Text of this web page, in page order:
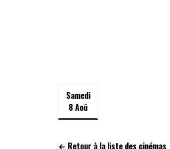
Samedi
8 Aoû
← Retour à la liste des cinémas